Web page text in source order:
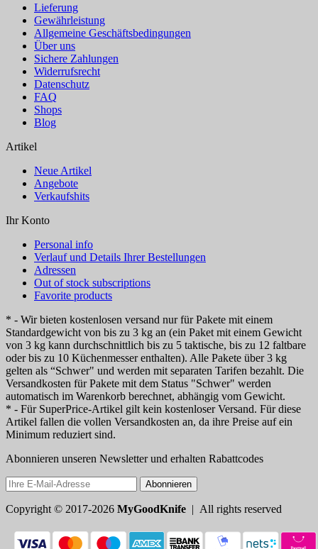
Lieferung
Gewährleistung
Allgemeine Geschäftsbedingungen
Über uns
Sichere Zahlungen
Widerrufsrecht
Datenschutz
FAQ
Shops
Blog
Artikel
Neue Artikel
Angebote
Verkaufshits
Ihr Konto
Personal info
Verlauf und Details Ihrer Bestellungen
Adressen
Out of stock subscriptions
Favorite products
* - Wir bieten kostenlosen versand nur für Pakete mit einem
Standardgewicht von bis zu 3 kg an (ein Paket mit einem Gewicht
von 3 kg kann durchschnittlich bis zu 5 taktische, bis zu 12 faltbare
oder bis zu 10 Küchenmesser enthalten). Alle Pakete über 3 kg
gelten als “Schwer" und werden mit separaten Tarifen bezahlt. Die
Versandkosten für Pakete mit dem Status "Schwer" werden
automatisch im Warenkorb berechnet, abhängig vom Gewicht.
* - Für SuperPrice-Artikel gilt kein kostenloser Versand. Für diese
Artikel fallen die vollen Versandkosten an, da ihre Preise auf ein
Minimum reduziert sind.
Abonnieren unseren Newsletter und erhalten Rabattcodes
Abonnieren
Copyright © 2017-2026 MyGoodKnife | All rights reserved